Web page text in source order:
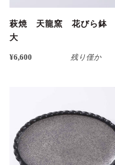
萩焼 天龍窯 花びら鉢
大
¥6,600 残り僅か